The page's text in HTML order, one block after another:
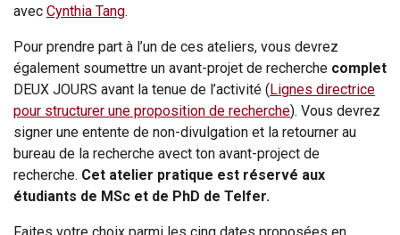
avec Cynthia Tang.
Pour prendre part à l’un de ces ateliers, vous devrez
également soumettre un avant-projet de recherche complet
DEUX JOURS avant la tenue de l’activité ( Lignes directrice
pour structurer une proposition de recherche). Vous devrez
signer une entente de non-divulgation et la retourner au
bureau de la recherche avect ton avant-project de
recherche. Cet atelier pratique est réservé aux
étudiants de MSc et de PhD de Telfer.